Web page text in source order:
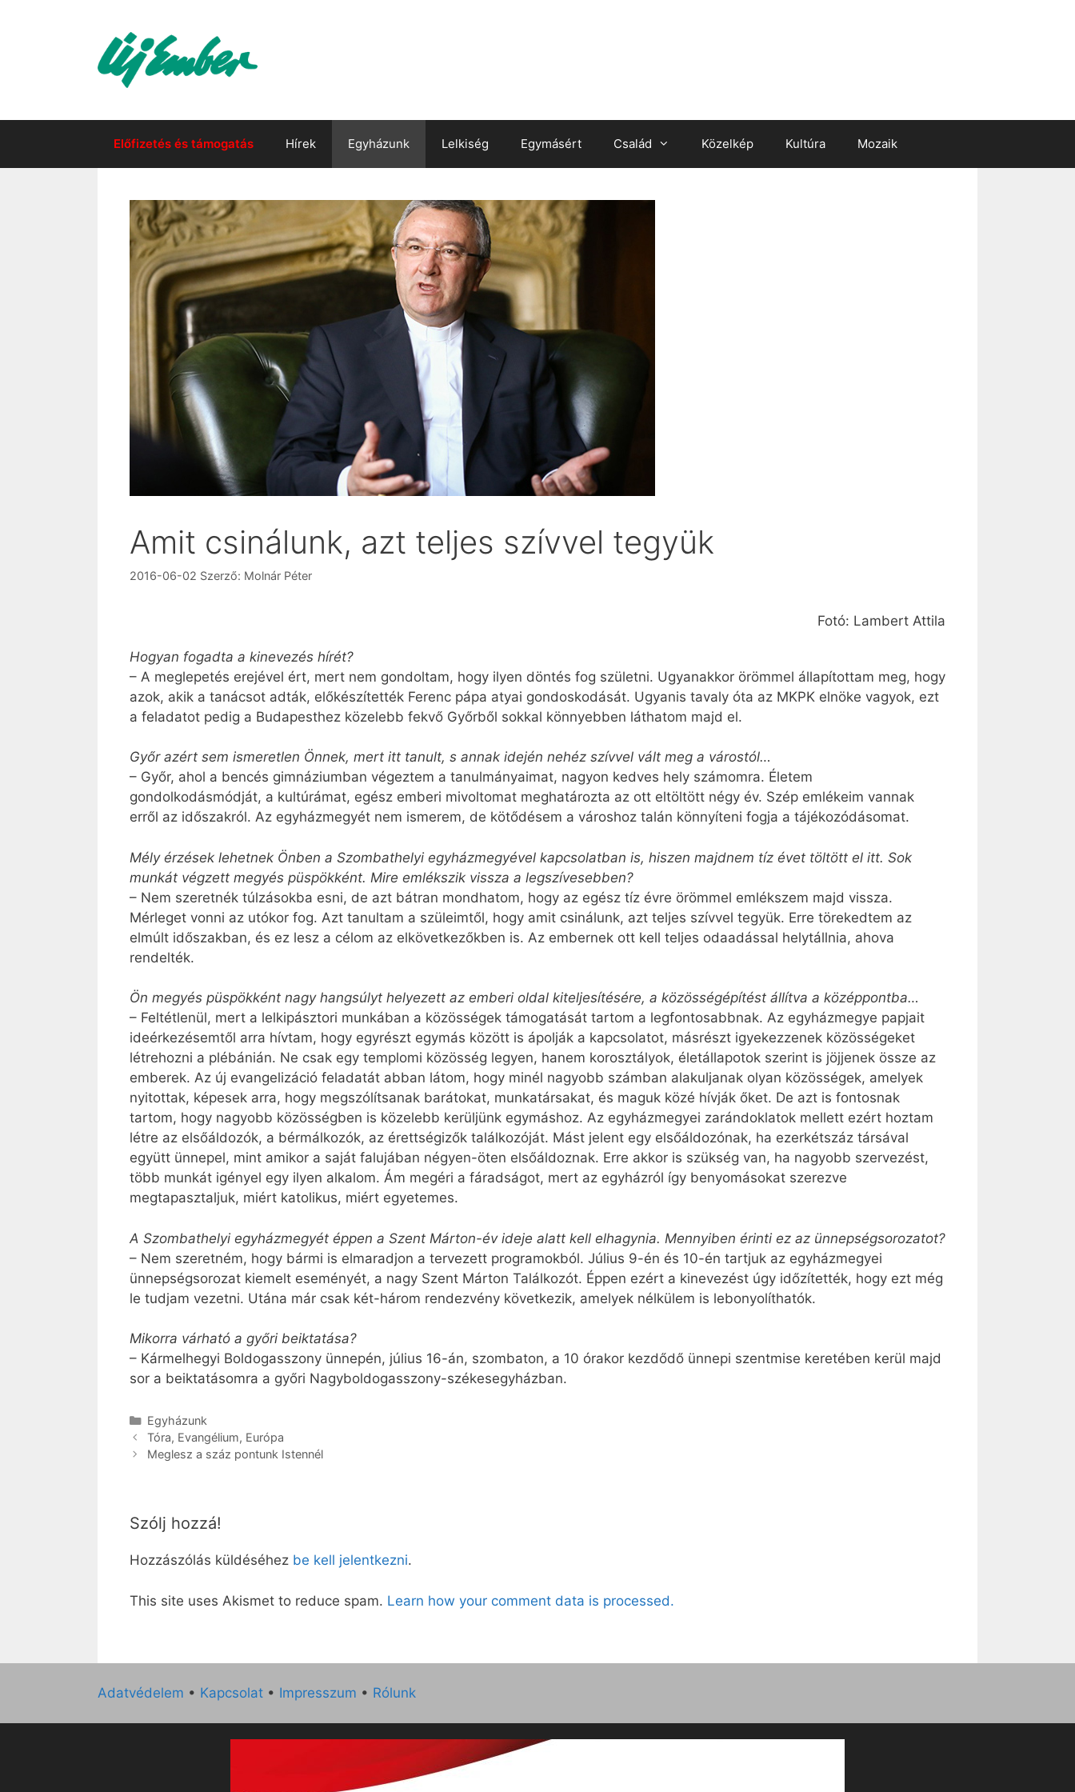
Előfizetés és támogatás Hírek Egyházunk Lelkiség Egymásért Család Közelkép Kultúra Mozaik
Amit csinálunk, azt teljes szívvel tegyük
2016-06-02 Szerző: Molnár Péter
Fotó: Lambert Attila
Hogyan fogadta a kinevezés hírét?
– A meglepetés erejével ért, mert nem gondoltam, hogy ilyen döntés fog születni. Ugyanakkor örömmel állapítottam meg, hogy
azok, akik a tanácsot adták, előkészítették Ferenc pápa atyai gondoskodását. Ugyanis tavaly óta az MKPK elnöke vagyok, ezt
a feladatot pedig a Budapesthez közelebb fekvő Győrből sokkal könnyebben láthatom majd el.
Győr azért sem ismeretlen Önnek, mert itt tanult, s annak idején nehéz szívvel vált meg a várostól…
– Győr, ahol a bencés gimnáziumban végeztem a tanulmányaimat, nagyon kedves hely számomra. Életem
gondolkodásmódját, a kultúrámat, egész emberi mivoltomat meghatározta az ott eltöltött négy év. Szép emlékeim vannak
erről az időszakról. Az egyházmegyét nem ismerem, de kötődésem a városhoz talán könnyíteni fogja a tájékozódásomat.
Mély érzések lehetnek Önben a Szombathelyi egyházmegyével kapcsolatban is, hiszen majdnem tíz évet töltött el itt. Sok
munkát végzett megyés püspökként. Mire emlékszik vissza a legszívesebben?
– Nem szeretnék túlzásokba esni, de azt bátran mondhatom, hogy az egész tíz évre örömmel emlékszem majd vissza.
Mérleget vonni az utókor fog. Azt tanultam a szüleimtől, hogy amit csinálunk, azt teljes szívvel tegyük. Erre törekedtem az
elmúlt időszakban, és ez lesz a célom az elkövetkezőkben is. Az embernek ott kell teljes odaadással helyt­állnia, ahova
rendelték.
Ön megyés püspökként nagy hangsúlyt helyezett az emberi oldal kiteljesítésére, a közösségépítést állítva a középpontba…
– Feltétlenül, mert a lelkipásztori munkában a közösségek támogatását tartom a legfontosabbnak. Az egyházmegye papjait
ideérkezésemtől arra hívtam, hogy egyrészt egymás között is ápolják a kapcsolatot, másrészt igyekezzenek közösségeket
létrehozni a plébánián. Ne csak egy templomi közösség legyen, hanem korosztályok, életállapotok szerint is jöjjenek össze az
emberek. Az új evangelizáció feladatát abban látom, hogy minél nagyobb számban alakuljanak olyan közösségek, amelyek
nyitottak, képesek arra, hogy megszólítsanak barátokat, munkatársakat, és maguk közé hívják őket. De azt is fontosnak
tartom, hogy nagyobb közösségben is közelebb kerüljünk egymáshoz. Az egyházmegyei zarándoklatok mellett ezért hoztam
létre az elsőáldozók, a bérmálkozók, az érettségizők találkozóját. Mást jelent egy elsőáldozónak, ha ezerkétszáz társával
együtt ünnepel, mint amikor a saját falujában négyen-öten elsőáldoznak. Erre akkor is szükség van, ha nagyobb szervezést,
több munkát igényel egy ilyen alkalom. Ám megéri a fáradságot, mert az egyházról így benyomásokat szerezve
megtapasztaljuk, miért katolikus, miért egyetemes.
A Szombathelyi egyházmegyét éppen a Szent Márton-év ideje alatt kell elhagynia. Mennyiben érinti ez az ünnepség­sorozatot?
– Nem szeretném, hogy bármi is elmaradjon a tervezett programokból. Július 9-én és 10-én tartjuk az egyházmegyei
ünnepségsorozat kiemelt eseményét, a nagy Szent Márton Találkozót. Éppen ezért a kinevezést úgy időzítették, hogy ezt még
le tudjam vezetni. Utána már csak két-három rendezvény következik, amelyek nélkülem is lebonyolíthatók.
Mikorra várható a győri beiktatása?
– Kármelhegyi Boldogasszony ünnepén, július 16-án, szombaton, a 10 órakor kezdődő ünnepi szentmise keretében kerül majd
sor a beiktatásomra a győri Nagyboldogasszony-székesegyházban.
Kategória
Egyházunk
Tóra, Evangélium, Európa
Meglesz a száz pontunk Istennél
Szólj hozzá!
Hozzászólás küldéséhez be kell jelentkezni.
This site uses Akismet to reduce spam. Learn how your comment data is processed.
Adatvédelem • Kapcsolat • Impresszum • Rólunk